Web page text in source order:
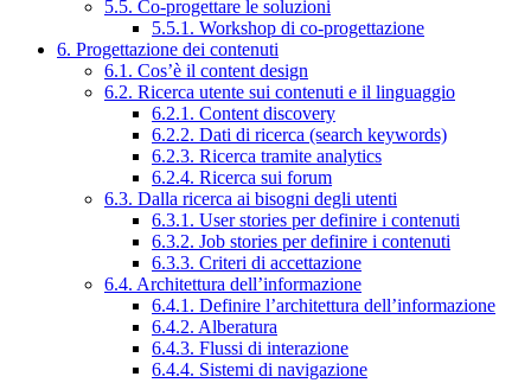
5.5. Co-progettare le soluzioni
5.5.1. Workshop di co-progettazione
6. Progettazione dei contenuti
6.1. Cos’è il content design
6.2. Ricerca utente sui contenuti e il linguaggio
6.2.1. Content discovery
6.2.2. Dati di ricerca (search keywords)
6.2.3. Ricerca tramite analytics
6.2.4. Ricerca sui forum
6.3. Dalla ricerca ai bisogni degli utenti
6.3.1. User stories per definire i contenuti
6.3.2. Job stories per definire i contenuti
6.3.3. Criteri di accettazione
6.4. Architettura dell’informazione
6.4.1. Definire l’architettura dell’informazione
6.4.2. Alberatura
6.4.3. Flussi di interazione
6.4.4. Sistemi di navigazione